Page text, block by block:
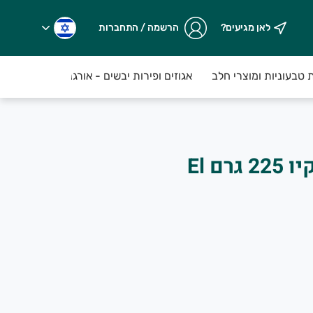
שנקטפים טריים על בסיס יומי...
לאן מגיעים? הרשמה / התחברות
טבעוניות ומוצרי חלב אגוזים ופירות יבשים - אורגני
נאצ'וס בטעם ברביקיו 225 גרם El